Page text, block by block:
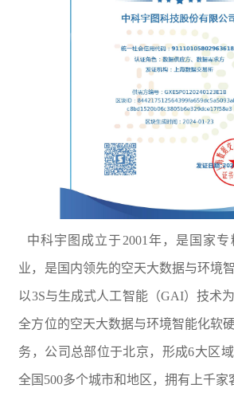
中科宇图成立于2001年，是国家专
业，是国内领先的空天大数据与环境
以3S与生成式人工智能（GAI）技术
全方位的空天大数据与环境智能化软
务，公司总部位于北京，形成6大区
全国500多个城市和地区，拥有上千家